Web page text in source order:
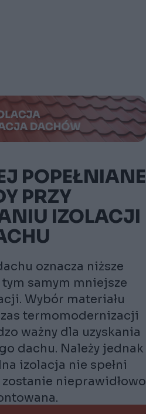
POPEŁNIANE
PRZY
IZOLACJI
oznacza niższe
samym mniejsze
Wybór materiału
termomodernizacji
ważny dla uzyskania
dachu. Należy jednak
izolacja nie spełni
nieprawidłowo